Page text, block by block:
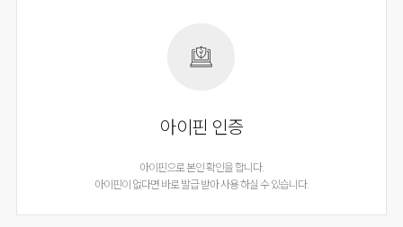
아이핀 인증
아이핀으로 본인 확인을 합니다.
아이핀이 없다면 바로 발급 받아 사용 하실 수 있습니다.